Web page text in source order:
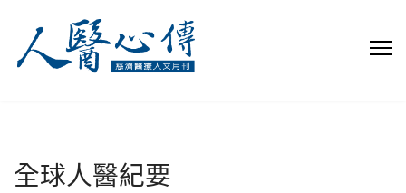
全球人醫紀要